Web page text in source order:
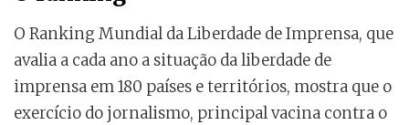
O Ranking Mundial da Liberdade de Imprensa, que
avalia a cada ano a situação da liberdade de
imprensa em 180 países e territórios, mostra que o
exercício do jornalismo, principal vacina contra o